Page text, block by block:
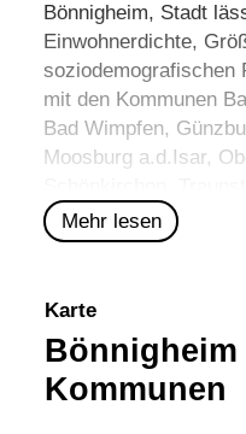
Bönnigheim, Stadt
Einwohnerdichte,
soziodemografischen
mit den Kommunen
Bad Wimpfen,
Moosburg a.d.Isar,
Wöllstadtvergleichen.
Mehr lesen
Karte
Kommunen